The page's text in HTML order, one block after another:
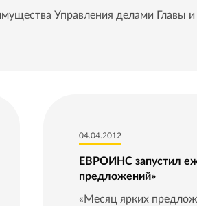
Управления делами Главы и
04.04.2012
ЕВРОИНС запустил
предложений»
«Месяц ярких